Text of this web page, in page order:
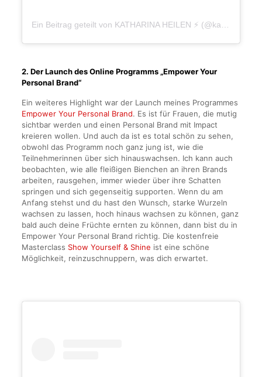
2. Der Launch des Online Programms „Empower Your
Personal Brand“
Ein weiteres Highlight war der Launch meines Programmes
Empower Your Personal Brand. Es ist für Frauen, die mutig
sichtbar werden und einen Personal Brand mit Impact
kreieren wollen. Und auch da ist es total schön zu sehen,
obwohl das Programm noch ganz jung ist, wie die
Teilnehmerinnen über sich hinauswachsen. Ich kann auch
beobachten, wie alle fleißigen Bienchen an ihren Brands
arbeiten, rausgehen, immer wieder über ihre Schatten
springen und sich gegenseitig supporten. Wenn du am
Anfang stehst und du hast den Wunsch, starke Wurzeln
wachsen zu lassen, hoch hinaus wachsen zu können, ganz
bald auch deine Früchte ernten zu können, dann bist du in
Empower Your Personal Brand richtig. Die kostenfreie
Masterclass Show Yourself & Shine ist eine schöne
Möglichkeit, reinzuschnuppern, was dich erwartet.